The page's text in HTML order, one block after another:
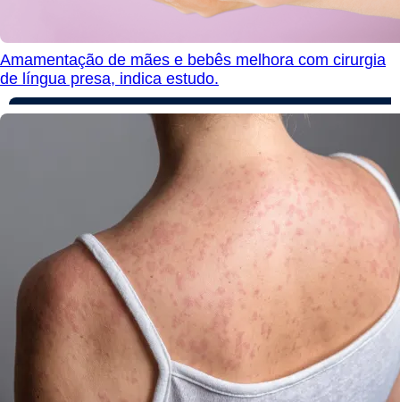
Amamentação de mães e bebês melhora com cirurgia
de língua presa, indica estudo.